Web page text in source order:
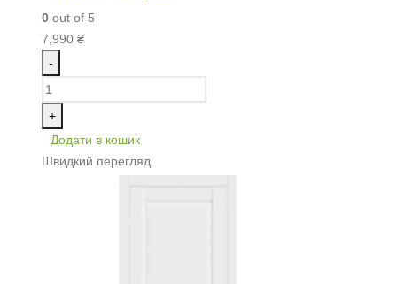
0 out of 5
7,990 ₴
-
+
Додати в кошик
Швидкий перегляд